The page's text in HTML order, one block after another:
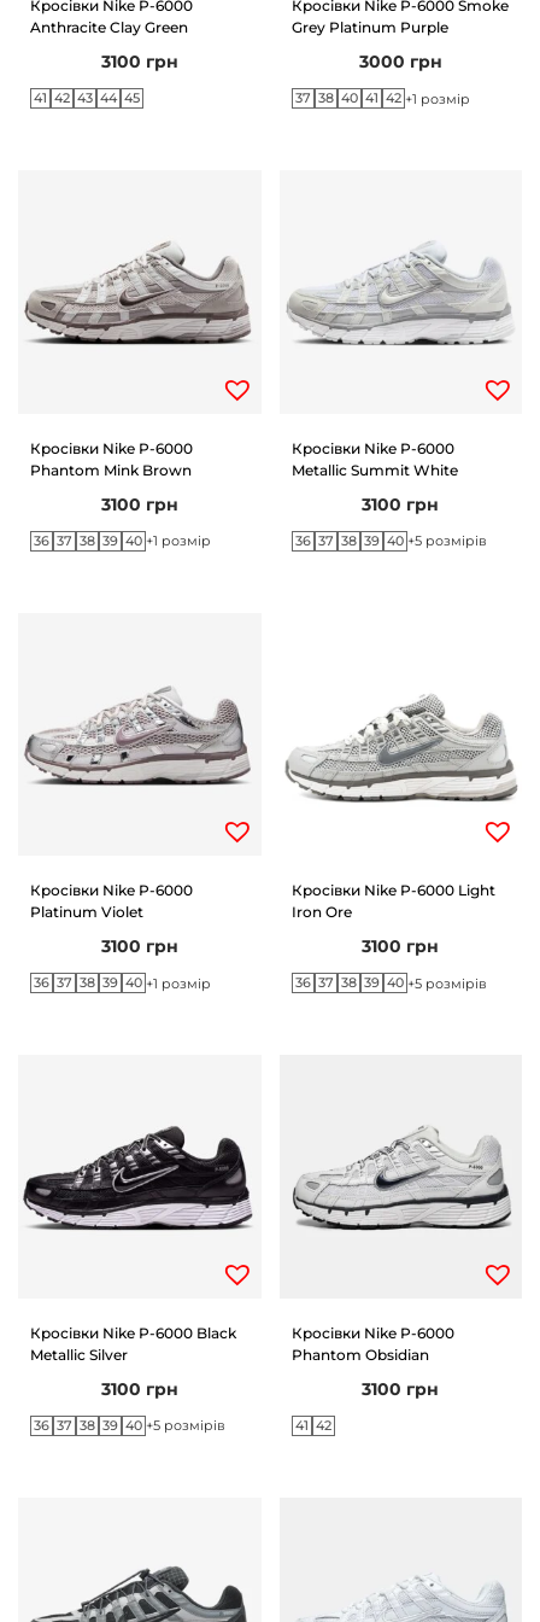
Кросівки Nike P-6000
Anthracite Clay Green
3100 грн
41 42 43 44 45
Кросівки Nike P-6000 Smoke
Grey Platinum Purple
3000 грн
37 38 40 41 42 +1 розмір
Кросівки Nike P-6000
Phantom Mink Brown
3100 грн
36 37 38 39 40 +1 розмір
Кросівки Nike P-6000
Metallic Summit White
3100 грн
36 37 38 39 40 +5 розмірів
Кросівки Nike P-6000
Platinum Violet
3100 грн
36 37 38 39 40 +1 розмір
Кросівки Nike P-6000 Light
Iron Ore
3100 грн
36 37 38 39 40 +5 розмірів
Кросівки Nike P-6000 Black
Metallic Silver
3100 грн
36 37 38 39 40 +5 розмірів
Кросівки Nike P-6000
Phantom Obsidian
3100 грн
41 42